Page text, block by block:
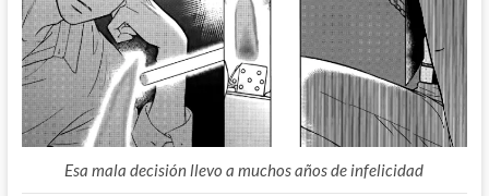
Esa mala decisión llevo a muchos años de infelicidad